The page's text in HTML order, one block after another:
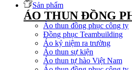
Sản phẩm
ÁO THUN ĐỒNG
Áo thun đồng phục công ty
Đồng phục Teambuilding
Áo kỷ niệm ra trường
Áo thun sự kiện
Áo thun tự hào Việt Nam